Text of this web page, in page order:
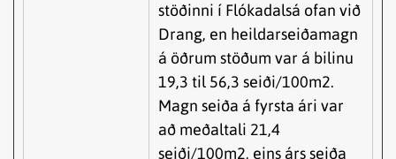
stöðinni í Flókadalsá ofan við
Drang, en heildarseiðamagn
á öðrum stöðum var á bilinu
19,3 til 56,3 seiði/100m2.
Magn seiða á fyrsta ári var
að meðaltali 21,4
seiði/100m2, eins árs seiða